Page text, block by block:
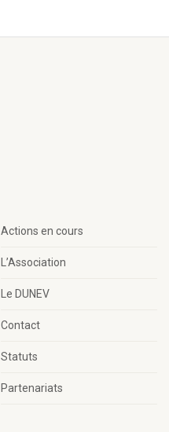
Actions en cours
L’Association
Le DUNEV
Contact
Statuts
Partenariats